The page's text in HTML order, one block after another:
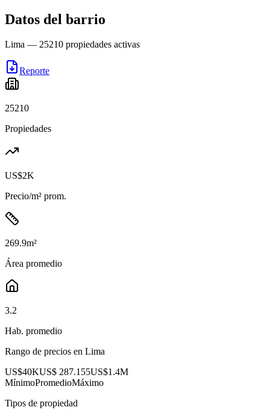
Datos del barrio
Lima — 25210 propiedades activas
Reporte
25210
Propiedades
US$2K
Precio/m² prom.
269.9m²
Área promedio
3.2
Hab. promedio
Rango de precios en Lima
US$40KUS$ 287.155US$1.4M
MínimoPromedioMáximo
Tipos de propiedad